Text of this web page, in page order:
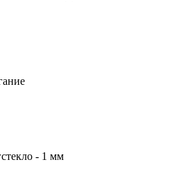
- 1 мм